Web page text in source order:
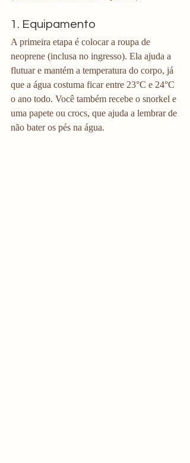
1. Equipamento
A primeira etapa é colocar a roupa de
neoprene (inclusa no ingresso). Ela ajuda a
flutuar e mantém a temperatura do corpo, já
que a água costuma ficar entre 23°C e 24°C
o ano todo. Você também recebe o snorkel e
uma papete ou crocs, que ajuda a lembrar de
não bater os pés na água.